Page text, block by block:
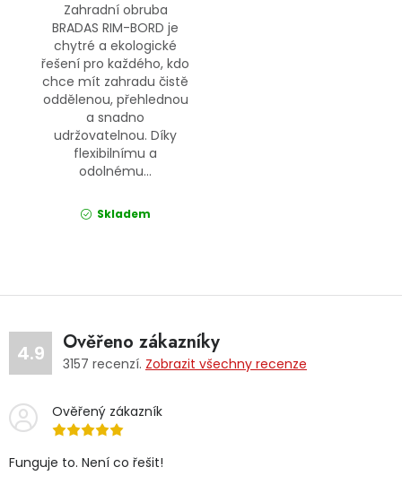
Zahradní obruba
BRADAS RIM-BORD je
chytré a ekologické
řešení pro každého, kdo
chce mít zahradu čistě
oddělenou, přehlednou
a snadno
udržovatelnou. Díky
flexibilnímu a
odolnému...
Skladem
4.9 Ověřeno zákazníky
3157 recenzí. Zobrazit všechny recenze
Ověřený zákazník
Funguje to. Není co řešit!